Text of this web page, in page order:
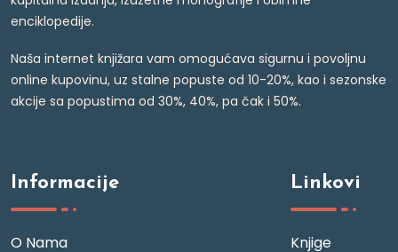
enciklopedije.
Naša internet knjižara vam omogućava sigurnu i povoljnu
online kupovinu, uz stalne popuste od 10-20%, kao i sezonske
akcije sa popustima od 30%, 40%, pa čak i 50%.
Informacije
O Nama
Linkovi
Knjige